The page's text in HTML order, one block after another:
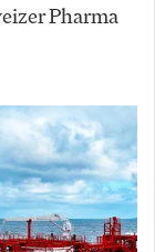
Pharma